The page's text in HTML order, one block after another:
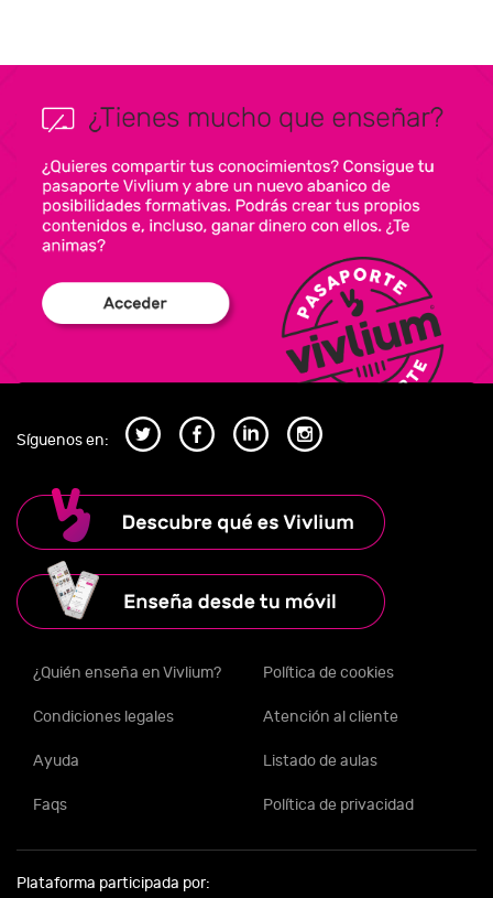
Síguenos en:
¿Quién enseña en Vivlium? Política de cookies
Condiciones legales Atención al cliente
Ayuda Listado de aulas
Faqs Política de privacidad
Plataforma participada por: